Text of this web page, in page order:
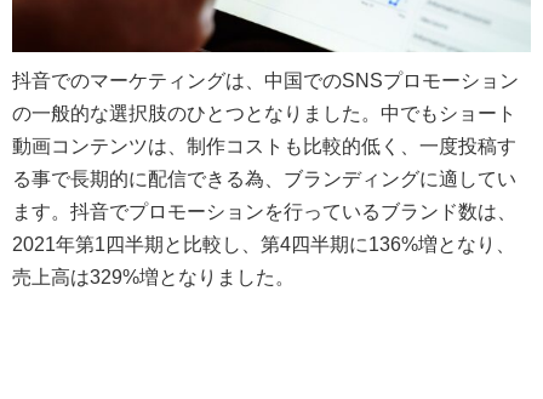
抖音でのマーケティングは、中国でのSNSプロモーション
の一般的な選択肢のひとつとなりました。中でもショート
動画コンテンツは、制作コストも比較的低く、一度投稿す
る事で長期的に配信できる為、ブランディングに適してい
ます。抖音でプロモーションを行っているブランド数は、
2021年第1四半期と比較し、第4四半期に136%増となり、
売上高は329%増となりました。